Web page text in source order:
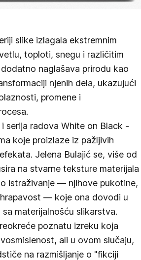
slike izlagala ekstremnim
toploti, snegu i različitim
naglašava prirodu kao
njenih dela, ukazujući
promene i
serija radova White on Black -
koje proizlaze iz pažljivih
Jelena Bulajić se, više od
na stvarne teksture materijala
istraživanje — njihove pukotine,
— koje ona dovodi u
materijalnošću slikarstva.
poznatu izreku koja
ali u ovom slučaju,
na razmišljanje o "fikciji